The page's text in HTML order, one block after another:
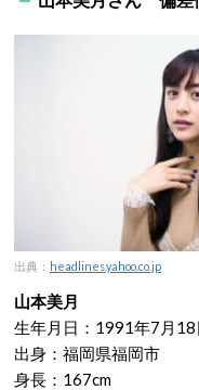
出典： headlines.yahoo.co.jp
山本美月
生年月日：1991年7月18
出身：福岡県福岡市
身長：167cm